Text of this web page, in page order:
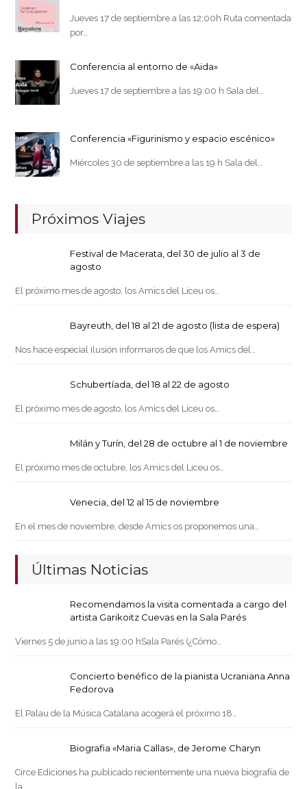
Jueves 17 de septiembre a las 12:00h Ruta comentada
por…
Conferencia al entorno de «Aida»
Jueves 17 de septiembre a las 19:00 h Sala del…
Conferencia «Figurinismo y espacio escénico»
Miércoles 30 de septiembre a las 19 h Sala del…
Próximos Viajes
Festival de Macerata, del 30 de julio al 3 de
agosto
El próximo mes de agosto, los Amics del Liceu os…
Bayreuth, del 18 al 21 de agosto (lista de espera)
Nos hace especial ilusión informaros de que los Amics del…
Schubertíada, del 18 al 22 de agosto
El próximo mes de agosto, los Amics del Liceu os…
Milán y Turín, del 28 de octubre al 1 de noviembre
El próximo mes de octubre, los Amics del Liceu os…
Venecia, del 12 al 15 de noviembre
En el mes de noviembre, desde Amics os proponemos una…
Últimas Noticias
Recomendamos la visita comentada a cargo del
artista Garikoitz Cuevas en la Sala Parés
Viernes 5 de junio a las 19:00 hSala Parés (¿Cómo…
Concierto benéfico de la pianista Ucraniana Anna
Fedorova
El Palau de la Música Catalana acogerá el próximo 18…
Biografia «Maria Callas», de Jerome Charyn
Circe Ediciones ha publicado recientemente una nueva biografía de
la…